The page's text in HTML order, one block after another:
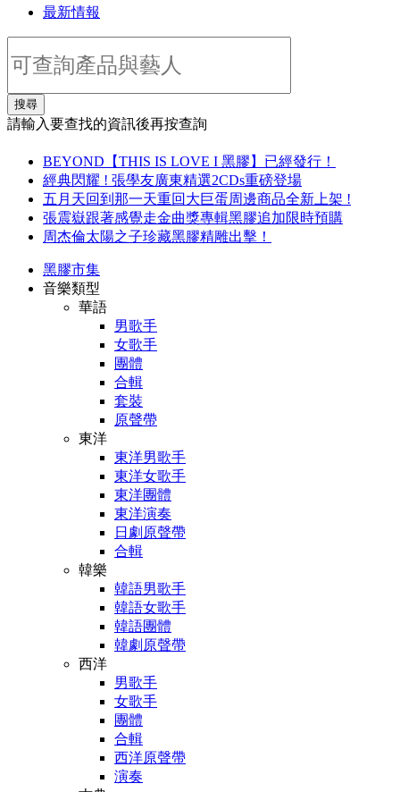
最新情報
搜尋
請輸入要查找的資訊後再按查詢
BEYOND【THIS IS LOVE I 黑膠】已經發行！
經典閃耀 ! 張學友廣東精選2CDs重磅登場
五月天回到那一天重回大巨蛋周邊商品全新上架 !
張震嶽跟著感覺走金曲獎專輯黑膠追加限時預購
周杰倫太陽之子珍藏黑膠精雕出擊！
黑膠市集
音樂類型
華語
男歌手
女歌手
團體
合輯
套裝
原聲帶
東洋
東洋男歌手
東洋女歌手
東洋團體
東洋演奏
日劇原聲帶
合輯
韓樂
韓語男歌手
韓語女歌手
韓語團體
韓劇原聲帶
西洋
男歌手
女歌手
團體
合輯
西洋原聲帶
演奏